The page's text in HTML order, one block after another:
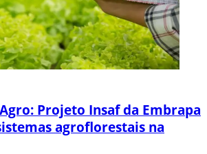
Projeto Insaf da Embrapa
agroflorestais na